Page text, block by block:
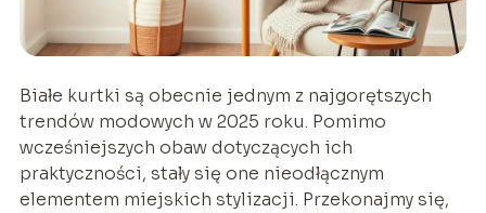
Białe kurtki są obecnie jednym z najgorętszych
trendów modowych w 2025 roku. Pomimo
wcześniejszych obaw dotyczących ich
praktyczności, stały się one nieodłącznym
elementem miejskich stylizacji. Przekonajmy się,